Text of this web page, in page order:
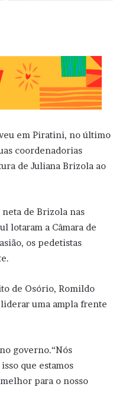
em Piratini, no último
coordenadorias
de Juliana Brizola ao
de Brizola nas
lotaram a Câmara de
os pedetistas
de Osório, Romildo
uma ampla frente
governo.“Nós
que estamos
para o nosso